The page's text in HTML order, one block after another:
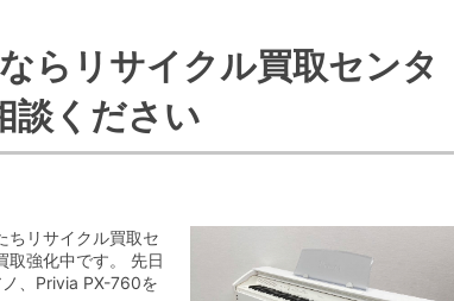
らリサイクル買取センタ
談ください
ちリサイクル買取セ
取強化中です。 先日
、Privia PX-760を